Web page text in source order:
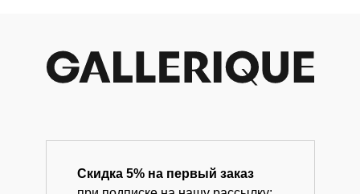
Скидка 5% на первый заказ